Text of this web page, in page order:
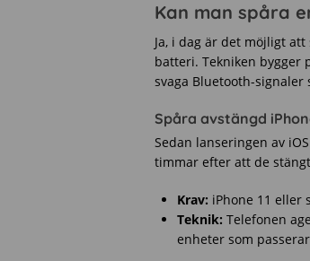
Kan man spåra
Ja, i dag är det möjligt
batteri. Tekniken bygger
svaga Bluetooth-
Spåra avstängd
Sedan lanseringen av
timmar efter att de
Krav: iPhone 11 eller
Teknik: Telefonen
enheter som